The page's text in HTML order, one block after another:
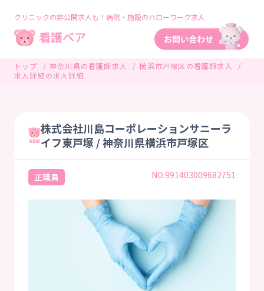
クリニックの非公開求人も！病院・施設のハローワーク求人
トップ 神奈川県の看護師求人
横浜市戸塚区の看護師求人
求人詳細の求人詳細
株式会社川島コーポレーションサニーラ
イフ東戸塚 / 神奈川県横浜市戸塚区
正職員 NO.991403009682751